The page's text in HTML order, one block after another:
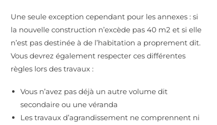
Une seule exception cependant pour les annexes : si
la nouvelle construction n’excède pas 40 m2 et si elle
n’est pas destinée à de l’habitation a proprement dit.
Vous devrez également respecter ces différentes
règles lors des travaux :
Vous n’avez pas déjà un autre volume dit
secondaire ou une véranda
Les travaux d’agrandissement ne comprennent ni